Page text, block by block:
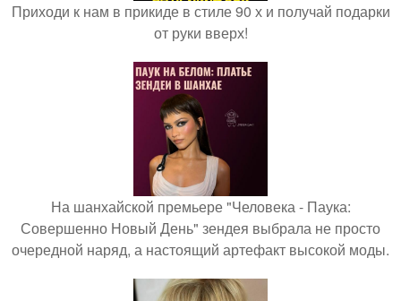
Приходи к нам в прикиде в стиле 90 х и получай подарки
от руки вверх!
На шанхайской премьере "Человека - Паука:
Совершенно Новый День" зендея выбрала не просто
очередной наряд, а настоящий артефакт высокой моды.